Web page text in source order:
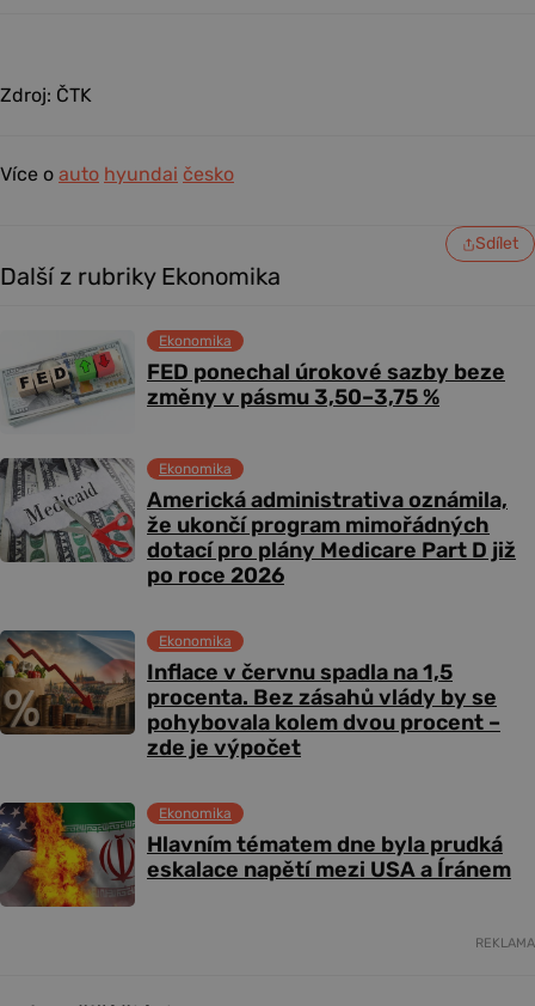
Zdroj: ČTK
Více o auto hyundai česko
Sdílet
Další z rubriky Ekonomika
FED ponechal úrokové sazby beze
změny v pásmu 3,50–3,75 %
Ekonomika
Americká administrativa oznámila,
že ukončí program mimořádných
dotací pro plány Medicare Part D již
po roce 2026
Ekonomika
Inflace v červnu spadla na 1,5
procenta. Bez zásahů vlády by se
pohybovala kolem dvou procent –
zde je výpočet
Ekonomika
Hlavním tématem dne byla prudká
eskalace napětí mezi USA a Íránem
Ekonomika
REKLAMA